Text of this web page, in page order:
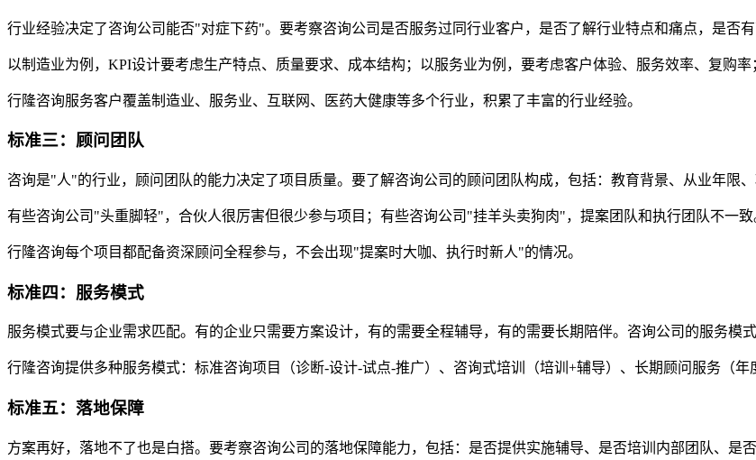
行业经验决定了咨询公司能否"对症下药"。要考察咨询公司是否服务过同行业客户，是否了解行业特点和痛点，是否有
以制造业为例，KPI设计要考虑生产特点、质量要求、成本结构；以服务业为例，要考虑客户体验、服务效率、复购
行隆咨询服务客户覆盖制造业、服务业、互联网、医药大健康等多个行业，积累了丰富的行业经验。
标准三：顾问团队
咨询是"人"的行业，顾问团队的能力决定了项目质量。要了解咨询公司的顾问团队构成，包括：教育背景、从业年限、
有些咨询公司"头重脚轻"，合伙人很厉害但很少参与项目；有些咨询公司"挂羊头卖狗肉"，提案团队和执行团队不一
行隆咨询每个项目都配备资深顾问全程参与，不会出现"提案时大咖、执行时新人"的情况。
标准四：服务模式
服务模式要与企业需求匹配。有的企业只需要方案设计，有的需要全程辅导，有的需要长期陪伴。咨询公司的服务模
行隆咨询提供多种服务模式：标准咨询项目（诊断-设计-试点-推广）、咨询式培训（培训+辅导）、长期顾问服务（年
标准五：落地保障
方案再好，落地不了也是白搭。要考察咨询公司的落地保障能力，包括：是否提供实施辅导、是否培训内部团队、是否